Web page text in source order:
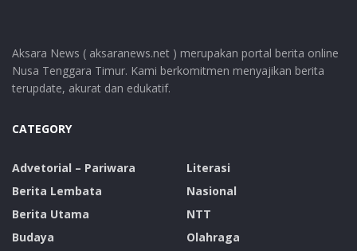
Aksara News ( aksaranews.net ) merupakan portal berita online
Nusa Tenggara Timur. Kami berkomitmen menyajikan berita
terupdate, akurat dan edukatif.
CATEGORY
Advetorial – Pariwara
Berita Lembata
Berita Utama
Budaya
Literasi
Nasional
NTT
Olahraga